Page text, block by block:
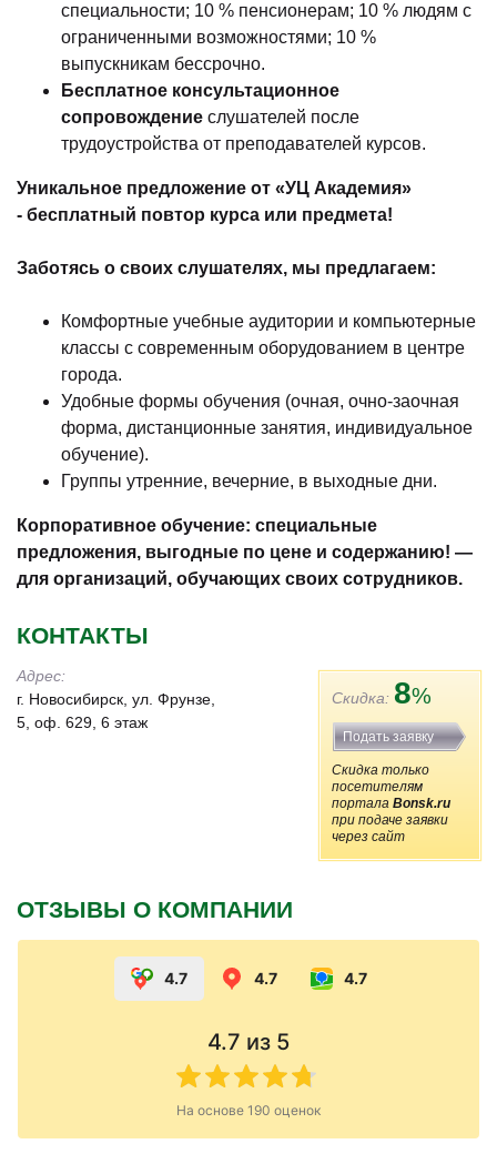
специальности; 10 % пенсионерам; 10 % людям с
ограниченными возможностями; 10 %
выпускникам бессрочно.
Бесплатное консультационное
сопровождение слушателей после
трудоустройства от преподавателей курсов.
Уникальное предложение от «УЦ Академия»
- бесплатный повтор курса или предмета!
Заботясь о своих слушателях, мы предлагаем:
Комфортные учебные аудитории и компьютерные
классы с современным оборудованием в центре
города.
Удобные формы обучения (очная, очно-заочная
форма, дистанционные занятия, индивидуальное
обучение).
Группы утренние, вечерние, в выходные дни.
Корпоративное обучение: специальные
предложения, выгодные по цене и содержанию! —
для организаций, обучающих своих сотрудников.
КОНТАКТЫ
Скидка: 8%
Подать заявку
Скидка только
посетителям
портала Bonsk.ru
при подаче заявки
через сайт
Адрес:
г. Новосибирск, ул. Фрунзе,
5, оф. 629, 6 этаж
ОТЗЫВЫ О КОМПАНИИ
4.7 4.7 4.7
4.7 из 5
На основе 190 оценок